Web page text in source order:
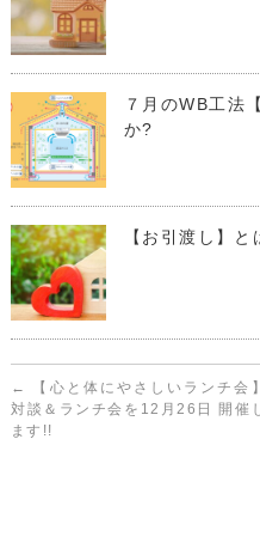
７月のWB工法
か?
【お引渡し】と
←
【心と体にやさしいランチ会】
対談＆ランチ会を12月26日 開催
ます!!